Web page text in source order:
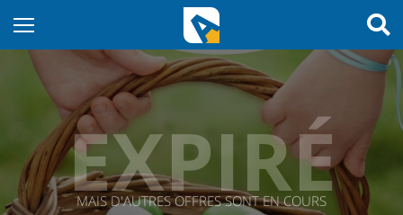
EXPIRÉ
MAIS D'AUTRES OFFRES SONT EN COURS